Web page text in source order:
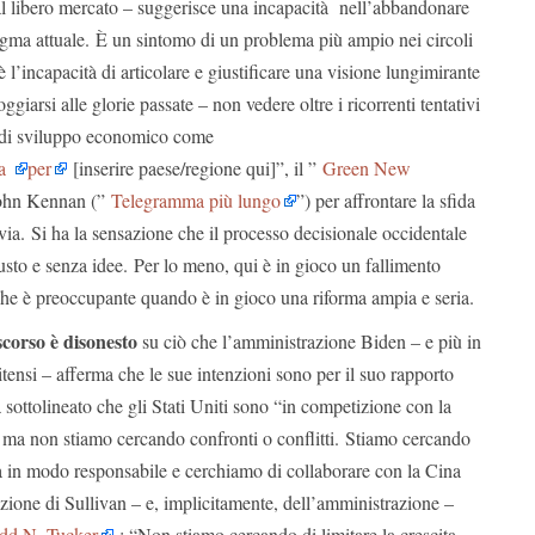
mercato – suggerisce una incapacità nell’abbandonare
attuale. È un sintomo di un problema più ampio nei circoli
di articolare e giustificare una visione lungimirante
alle glorie passate – non vedere oltre i ricorrenti tentativi
sviluppo economico come
per [inserire paese/regione qui]”, il ” Green New
Kennan (” Telegramma più lungo
”) per affrontare la sfida
Si ha la sensazione che il processo decisionale occidentale
e senza idee. Per lo meno, qui è in gioco un fallimento
è preoccupante quando è in gioco una riforma ampia e seria.
è disonestosu ciò che l’amministrazione Biden – e più in
– afferma che le sue intenzioni sono per il suo rapporto
che gli Stati Uniti sono “in competizione con la
non stiamo cercando confronti o conflitti. Stiamo cercando
modo responsabile e cerchiamo di collaborare con la Cina
di Sullivan – e, implicitamente, dell’amministrazione –